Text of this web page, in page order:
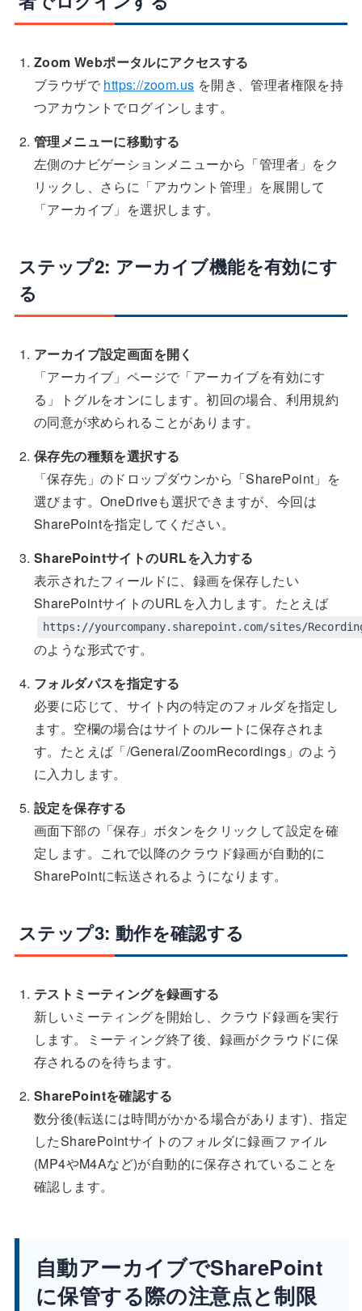
Zoom Webポータルにアクセスする
ブラウザで https://zoom.us を開き、管理者権限を持
つアカウントでログインします。
管理メニューに移動する
左側のナビゲーションメニューから「管理者」をク
リックし、さらに「アカウント管理」を展開して
「アーカイブ」を選択します。
ステップ2: アーカイブ機能を有効にす
る
アーカイブ設定画面を開く
「アーカイブ」ページで「アーカイブを有効にす
る」トグルをオンにします。初回の場合、利用規約
の同意が求められることがあります。
保存先の種類を選択する
「保存先」のドロップダウンから「SharePoint」を
選びます。OneDriveも選択できますが、今回は
SharePointを指定してください。
SharePointサイトのURLを入力する
表示されたフィールドに、録画を保存したい
SharePointサイトのURLを入力します。たとえば
https://yourcompany.sharepoint.com/sites/
のような形式です。
フォルダパスを指定する
必要に応じて、サイト内の特定のフォルダを指定し
ます。空欄の場合はサイトのルートに保存されま
す。たとえば「/General/ZoomRecordings」のよう
に入力します。
設定を保存する
画面下部の「保存」ボタンをクリックして設定を確
定します。これで以降のクラウド録画が自動的に
SharePointに転送されるようになります。
ステップ3: 動作を確認する
テストミーティングを録画する
新しいミーティングを開始し、クラウド録画を実行
します。ミーティング終了後、録画がクラウドに保
存されるのを待ちます。
SharePointを確認する
数分後(転送には時間がかかる場合があります)、指定
したSharePointサイトのフォルダに録画ファイル
(MP4やM4Aなど)が自動的に保存されていることを
確認します。
自動アーカイブでSharePoint
に保管する際の注意点と制限